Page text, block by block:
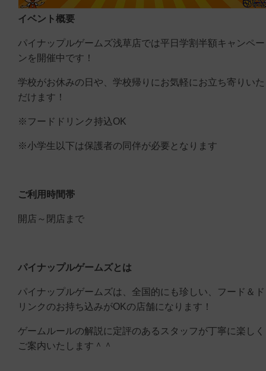
イベント概要
パイナップルゲームズ浅草店では平日学割半額キャンペー
ンを開催中です！
学校がお休みの日や、学校帰りにお気軽にお立ち寄りいた
だけます！
※フードドリンク持込OK
※小学生以下は保護者の同伴が必要となります
ご利用時間帯
開店～閉店まで
パイナップルゲームズとは
パイナップルゲームズは、全国的にも珍しい、フード＆ド
リンクのお持ち込みがOKの店舗になります！
ゲームルールの解説に定評のあるスタッフが丁寧に楽しく
ご案内いたします＾＾